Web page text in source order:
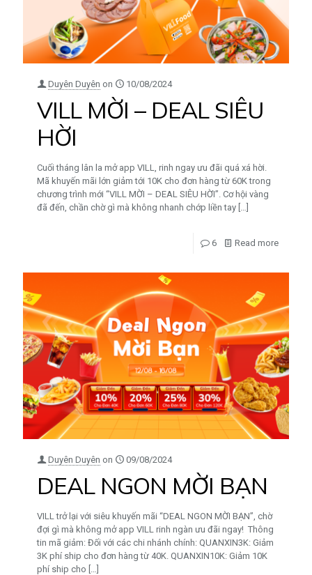
Duyên Duyên on 10/08/2024
VILL MỜI – DEAL SIÊU
HỜI
Cuối tháng lân la mở app VILL, rinh ngay ưu đãi quá xá hời.
Mã khuyến mãi lớn giảm tới 10K cho đơn hàng từ 60K trong
chương trình mới “VILL MỜI – DEAL SIÊU HỜI”. Cơ hội vàng
đã đến, chần chờ gì mà không nhanh chớp liền tay […]
6 Read more
Duyên Duyên on 09/08/2024
DEAL NGON MỜI BẠN
VILL trở lại với siêu khuyến mãi “DEAL NGON MỜI BẠN”, chờ
đợi gì mà không mở app VILL rinh ngàn ưu đãi ngay! Thông
tin mã giảm: Đối với các chi nhánh chính: QUANXIN3K: Giảm
3K phí ship cho đơn hàng từ 40K. QUANXIN10K: Giảm 10K
phí ship cho […]